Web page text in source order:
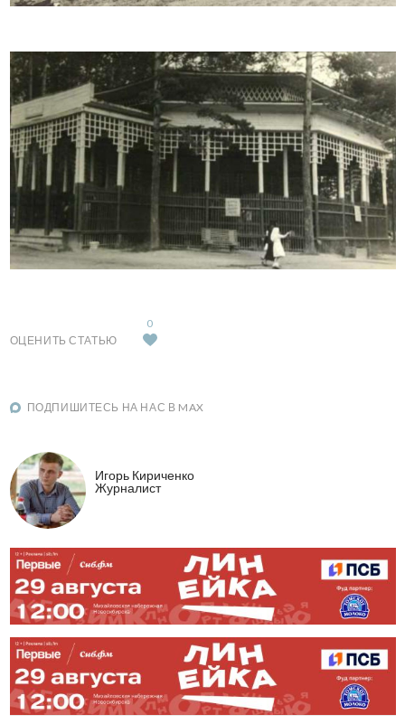
ОЦЕНИТЬ СТАТЬЮ
0
ПОДПИШИТЕСЬ НА НАС В MAX
Игорь Кириченко
Журналист